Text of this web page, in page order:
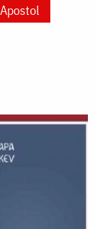
Apostol